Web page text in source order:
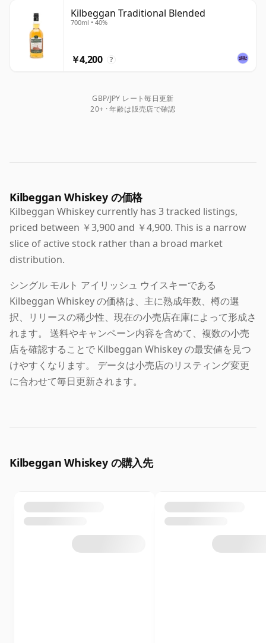
キルベガンが特に魅力的なのは、過去と現在を橋渡しする
方法です。蒸留所には世界最古の現役ウイスキーポットス
チルの一つを含む、驚くべき現存設備がありますが、ブラ
ンドの現在のラインナップは単に歴史的というよりも、活
のに十分な個性も備えています。
Kilbeggan Traditional Blended
700ml • 40%
￥4,200 ?
GBP/JPY レート毎日更新
20+ · 年齢は販売店で確認
Kilbeggan Whiskey の価格
Kilbeggan Whiskey currently has 3 tracked listings,
priced between ￥3,900 and ￥4,900. This is a narrow
slice of active stock rather than a broad market
distribution.
シングル モルト アイリッシュ ウイスキーである
Kilbeggan Whiskey の価格は、主に熟成年数、樽の選
択、リリースの稀少性、現在の小売店在庫によって形成さ
れます。 送料やキャンペーン内容を含めて、複数の小売
店を確認することで Kilbeggan Whiskey の最安値を見つ
けやすくなります。 データは小売店のリスティング変更
に合わせて毎日更新されます。
Kilbeggan Whiskey の購入先